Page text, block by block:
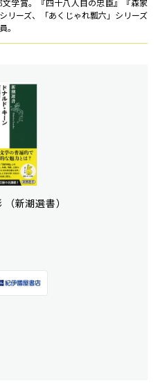
学賞。『四十八人目の忠臣』『森家
リーズ、「あくじゃれ瓢六」シリーズ
。
新潮選書）